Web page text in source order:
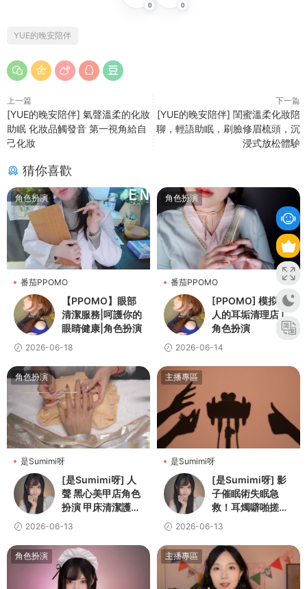
0 0
YUE的晚安陪伴
上一篇
[YUE的晚安陪伴] 氣聲溫柔的化妝
助眠 化妝品觸發音 第一視角給自
己化妝
下一篇
[YUE的晚安陪伴] 閨蜜溫柔化妝陪
聊，輕語助眠，刷臉修眉梳頭，沉
浸式放松體驗
猜你喜歡
角色扮演
番茄PPOMO
【PPOMO】眼部
清潔服務|呵護你的
眼睛健康|角色扮演
2026-06-18
角色扮演
番茄PPOMO
[PPOMO] 模拟真
人的耳垢清理店 |
角色扮演
2026-06-14
角色扮演
是Sumimi呀
[是Sumimi呀] 人
聲 黑心美甲店角色
扮演 甲床清潔護理
卸甲初體驗 高保真
2026-06-13
主播專區
是Sumimi呀
[是Sumimi呀] 影
子催眠術失眠急
救！耳燭噼啪搓手
馬尾絲刷麥水沙漏
2026-06-13
角色扮演 主播專區